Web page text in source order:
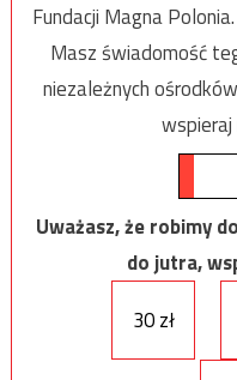
Fundacji Magna Polonia.
Masz świadomość
niezależnych
Uważasz, że robimy
do jutra,
30 zł